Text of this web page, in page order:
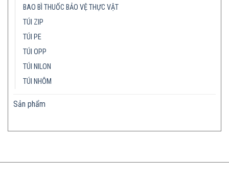
BAO BÌ THUỐC BẢO VỆ THỰC VẬT
TÚI ZIP
TÚI PE
TÚI OPP
TÚI NILON
TÚI NHÔM
Sản phẩm